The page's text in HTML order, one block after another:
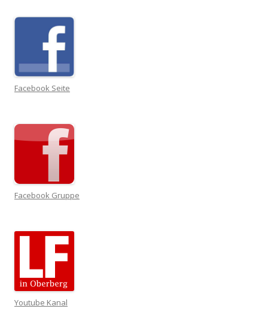
Facebook Seite
Facebook Gruppe
Youtube Kanal